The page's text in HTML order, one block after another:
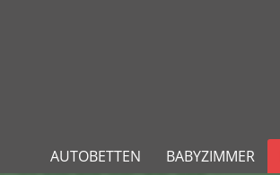
AUTOBETTEN BABYZIMMER